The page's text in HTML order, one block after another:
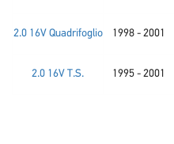
2.0 16V Quadrifoglio 1998 - 2001
2.0 16V T.S. 1995 - 2001